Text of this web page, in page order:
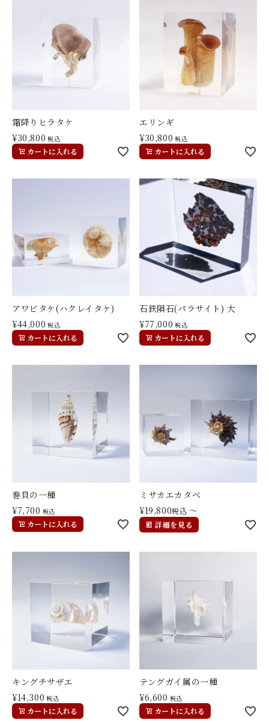
霜降りヒラタケ
¥30,800 税込
カートに入れる
エリンギ
¥30,800 税込
カートに入れる
アワビタケ(ハクレイタケ)
¥44,000 税込
カートに入れる
石鉄隕石(パラサイト) 大
¥77,000 税込
カートに入れる
巻貝の一種
¥7,700 税込
カートに入れる
ミサカエカタベ
¥19,800税込 〜
詳細を見る
キングチサザエ
¥14,300 税込
カートに入れる
テングガイ属の一種
¥6,600 税込
カートに入れる